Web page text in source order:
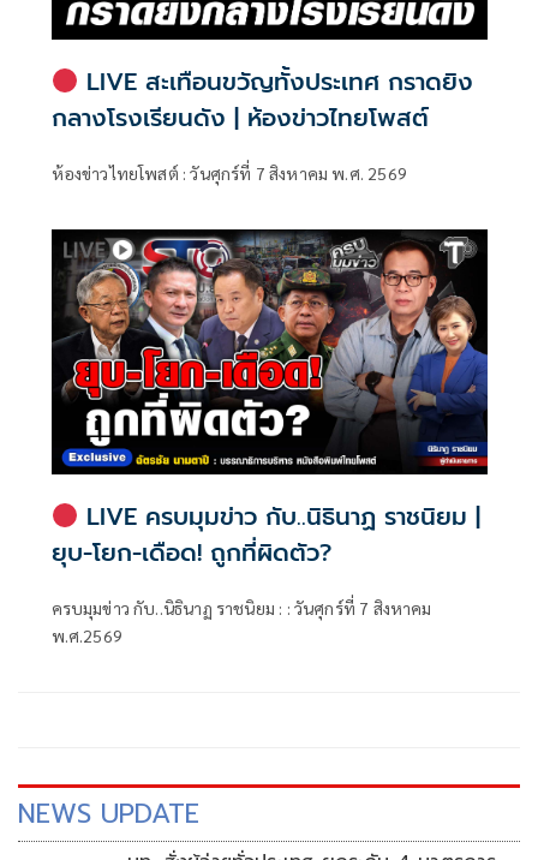
LIVE สะเทือนขวัญทั้งประเทศ กราดยิง
กลางโรงเรียนดัง | ห้องข่าวไทยโพสต์
ห้องข่าวไทยโพสต์ : วันศุกร์ที่ 7 สิงหาคม พ.ศ. 2569
LIVE ครบมุมข่าว กับ..นิธินาฏ ราชนิยม |
ยุบ-โยก-เดือด! ถูกที่ผิดตัว?
ครบมุมข่าว กับ..นิธินาฏ ราชนิยม : : วันศุกร์ที่ 7 สิงหาคม
พ.ศ.2569
NEWS UPDATE